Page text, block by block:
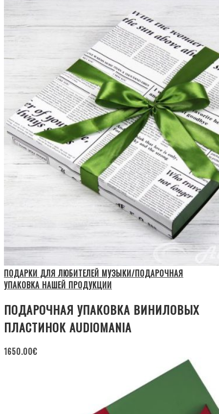
ПОДАРКИ ДЛЯ ЛЮБИТЕЛЕЙ МУЗЫКИ/ПОДАРОЧНАЯ
УПАКОВКА НАШЕЙ ПРОДУКЦИИ
ПОДАРОЧНАЯ УПАКОВКА ВИНИЛОВЫХ
ПЛАСТИНОК AUDIOMANIA
1650.00€